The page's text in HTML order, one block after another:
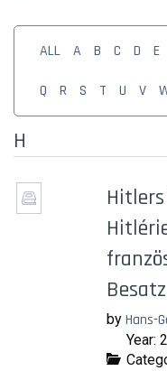
ALL A B C D E
Q R S T U V
H
by Hans-
Year: